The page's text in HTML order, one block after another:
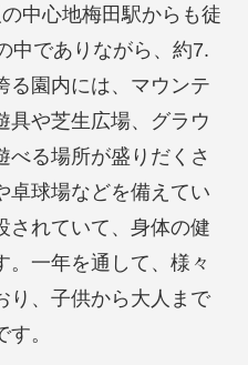
中心地梅田駅からも徒
中でありながら、約7.
る園内には、マウンテ
具や芝生広場、グラウ
べる場所が盛りだくさ
卓球場などを備えてい
されていて、身体の健
。一年を通して、様々
り、子供から大人まで
。